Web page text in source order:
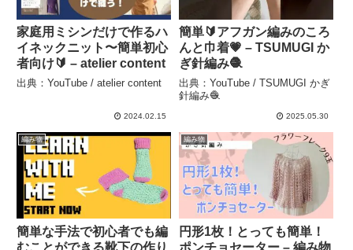
家庭用ミシンだけで作るハ
イネックニット〜簡単初心
者向け🔰 – atelier content
出典：YouTube / atelier content
2024.02.15
簡単🔰アフガン編みのころ
んと巾着💗 – TSUMUGI か
ぎ針編み🧶
出典：YouTube / TSUMUGI かぎ
針編み🧶
2025.05.30
編み物
簡単な手法で初心者でも編
むことができる靴下の作り
編み物
円形1枚！とっても簡単！
ポンチョセーター – 編み物